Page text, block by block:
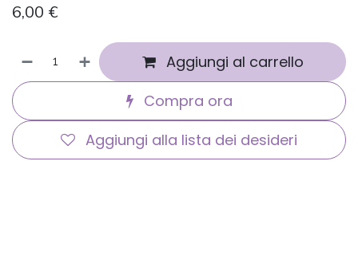
6,00 €
Aggiungi al carrello
Compra ora
Aggiungi alla lista dei desideri